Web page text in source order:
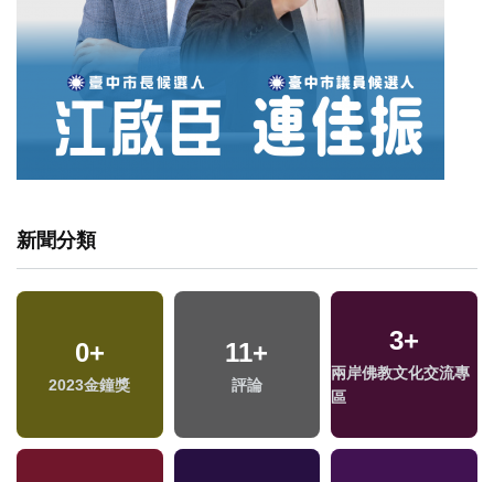
新聞分類
0+
2023金鐘獎
11+
評論
3+
兩岸佛教文化交流專
區